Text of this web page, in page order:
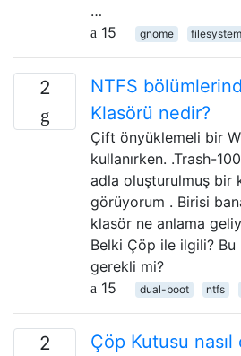
…
15
gnome filesystem
2
NTFS
Klasörü nedir?
Çift önyüklemeli bir
kullanırken. .Trash-
adla oluşturulmuş bir
görüyorum . Birisi
klasör ne anlama
Belki Çöp ile ilgili?
gerekli mi?
15
dual-boot ntfs
2
Çöp Kutusu nasıl